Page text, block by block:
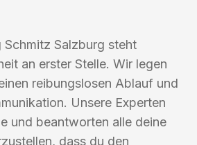
Schmitz Salzburg steht
an erster Stelle. Wir legen
reibungslosen Ablauf und
Unsere Experten
und beantworten alle deine
dass du den